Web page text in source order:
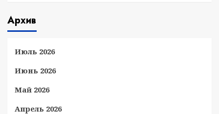
Архив
Июль 2026
Июнь 2026
Май 2026
Апрель 2026